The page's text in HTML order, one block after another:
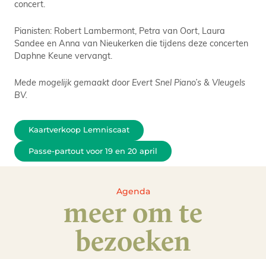
concert.
Pianisten: Robert Lambermont, Petra van Oort, Laura
Sandee en Anna van Nieukerken die tijdens deze concerten
Daphne Keune vervangt.
Mede mogelijk gemaakt door Evert Snel Piano’s & Vleugels
BV.
Kaartverkoop Lemniscaat
Passe-partout voor 19 en 20 april
Agenda
meer om te
bezoeken